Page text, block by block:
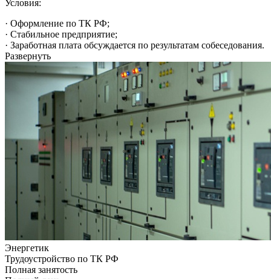
Условия:
· Оформление по ТК РФ;
· Стабильное предприятие;
· Заработная плата обсуждается по результатам собеседования.
Развернуть
Энергетик
Трудоустройство по ТК РФ
Полная занятость